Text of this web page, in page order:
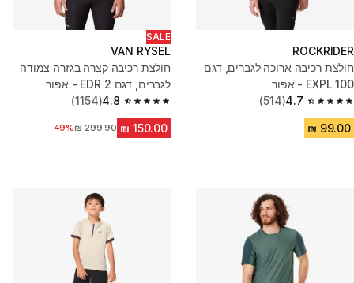
ROCKRIDER
חולצת רכיבה ארוכה לגברים, דגם
EXPL 100 - אפור
4.7
4.7 out of 5 stars from 514 reviews
(514)
SALE
VAN RYSEL
חולצת רכיבה קצרה בגזרה צמודה
לגברים, דגם EDR 2 - אפור
4.8
4.8 out of 5 stars from 1154 reviews
(1154)
מחיר לפני הנחה
49%